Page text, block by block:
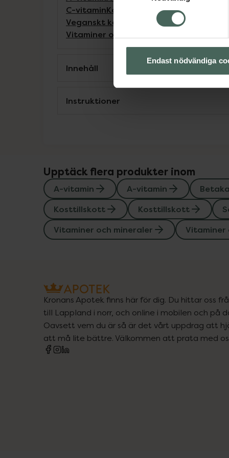
Endast nödvändiga
C-vitaminKost och hälsaKosttillskott
Veganskt kosttillskottVeganskt
Vitaminer och mineraler
Innehåll
Instruktioner
Upptäck flera produkter inom
A-vitamin A-vitamin
Kosttillskott
Kosttillskott
Vitaminer och mineraler
Vitaminer
Kronans Apotek finns här för dig. Du hittar oss
till Lappland i norr, och online i mobilen och på
Oavsett vem du är så är det vårt uppdrag att
att må lite bättre. Välkommen att prata med